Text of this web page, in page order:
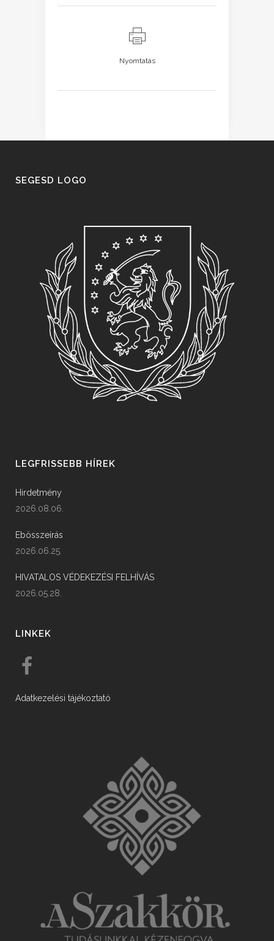
Nyomtatás
SEGESD LOGO
LEGFRISSEBB HÍREK
Hirdetmény
2026.08.06.
Ebösszeírás
2026.06.25.
HIVATALOS VÉDEKEZÉSI FELHÍVÁS
2026.05.28.
LINKEK
Adatkezelési tájékoztató